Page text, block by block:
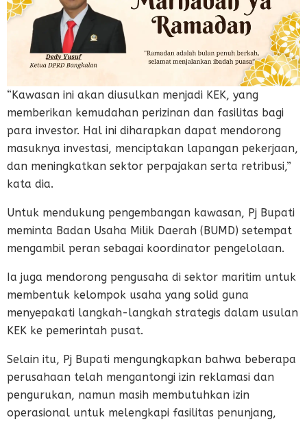
“Kawasan ini akan diusulkan menjadi KEK, yang
memberikan kemudahan perizinan dan fasilitas bagi
para investor. Hal ini diharapkan dapat mendorong
masuknya investasi, menciptakan lapangan pekerjaan,
dan meningkatkan sektor perpajakan serta retribusi,”
kata dia.
Untuk mendukung pengembangan kawasan, Pj Bupati
meminta Badan Usaha Milik Daerah (BUMD) setempat
mengambil peran sebagai koordinator pengelolaan.
Ia juga mendorong pengusaha di sektor maritim untuk
membentuk kelompok usaha yang solid guna
menyepakati langkah-langkah strategis dalam usulan
KEK ke pemerintah pusat.
Selain itu, Pj Bupati mengungkapkan bahwa beberapa
perusahaan telah mengantongi izin reklamasi dan
pengurukan, namun masih membutuhkan izin
operasional untuk melengkapi fasilitas penunjang,